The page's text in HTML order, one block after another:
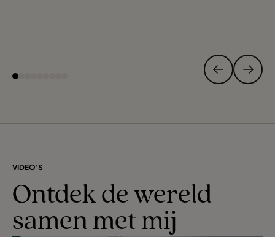
VIDEO'S
Ontdek de wereld
samen met mij